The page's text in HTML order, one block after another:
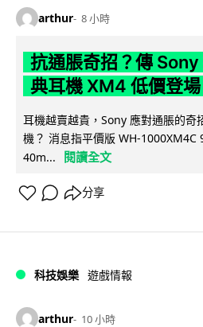
arthur 8 小時
抗通脹奇招？傳
典耳機 XM4 低價登場
耳機越賣越貴，Sony 應對通脹的奇
機？ 消息指平價版 WH-1000XM4C
40m...
閱讀全文
分享
科技娛樂 遊戲情報
arthur 10 小時